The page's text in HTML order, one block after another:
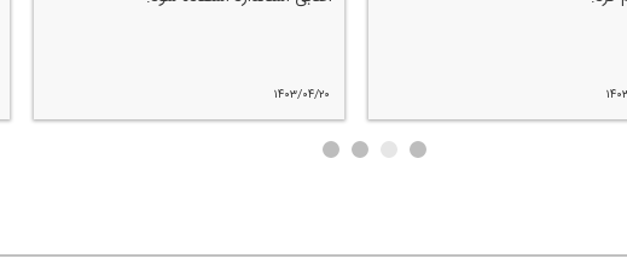
۱۴۰۲/۱۰/۱۹